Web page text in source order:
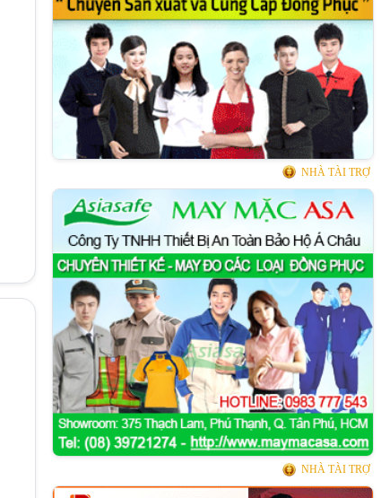
NHÀ TÀI TRỢ
NHÀ TÀI TRỢ